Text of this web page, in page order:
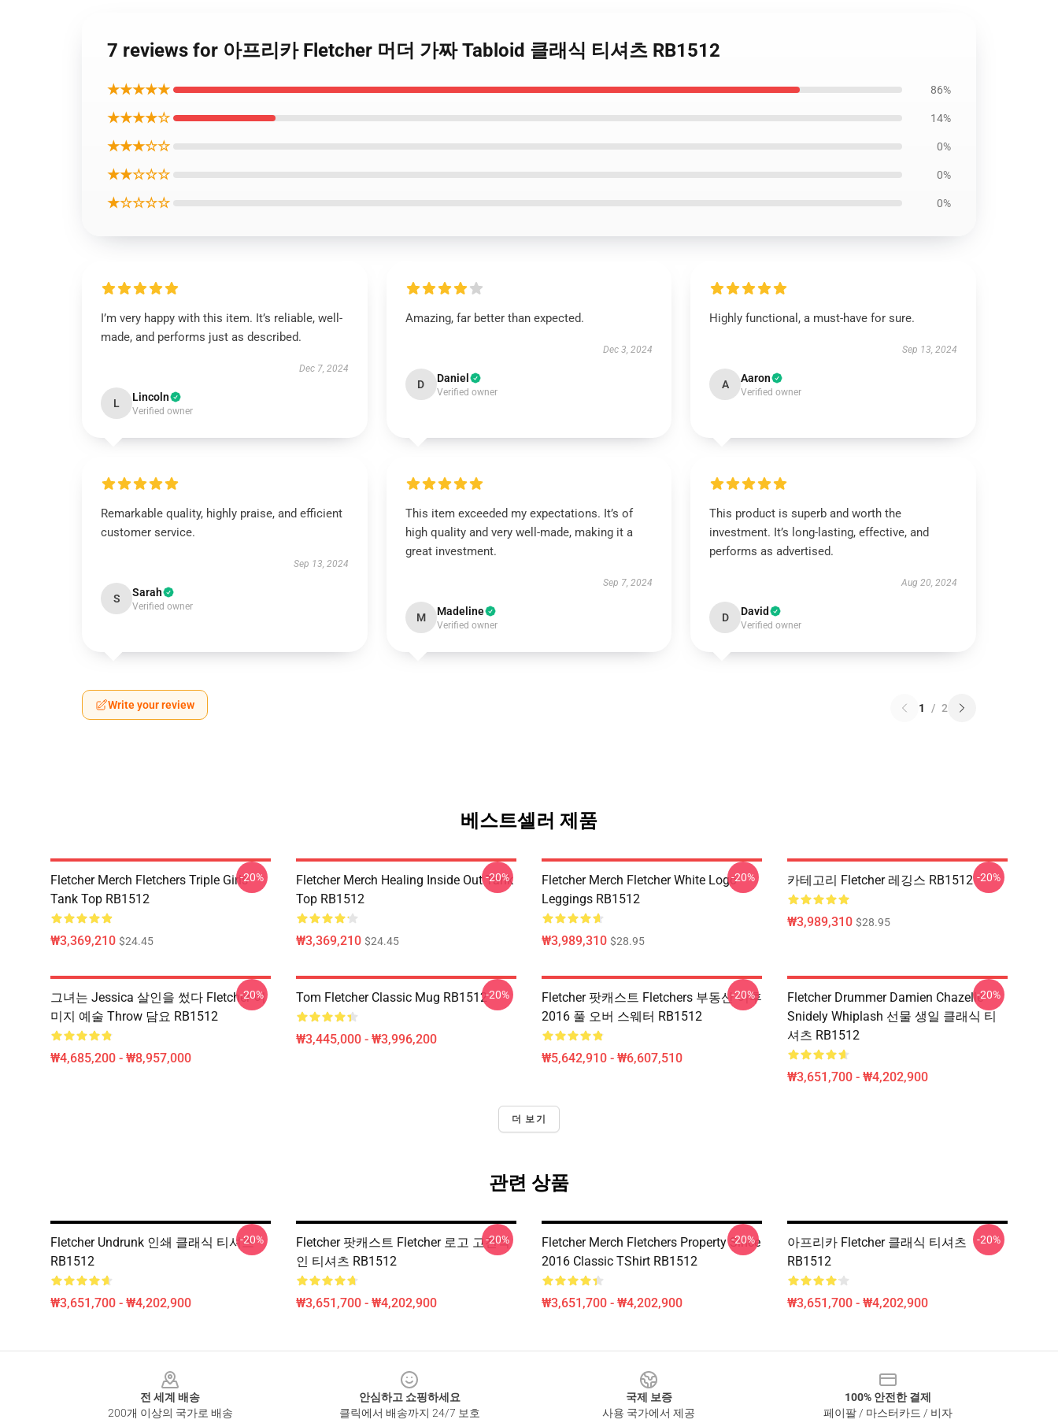
7 reviews for 아프리카 Fletcher 머더 가짜 Tabloid 클래식 티셔츠 RB1512
★★★★★ 86%
★★★★☆ 14%
★★★☆☆ 0%
★★☆☆☆ 0%
★☆☆☆☆ 0%
I’m very happy with this item. It’s reliable, well-
made, and performs just as described.
Dec 7, 2024
L Lincoln
Verified owner
Amazing, far better than expected.
Dec 3, 2024
D Daniel
Verified owner
Highly functional, a must-have for sure.
Sep 13, 2024
A Aaron
Verified owner
Remarkable quality, highly praise, and efficient
customer service.
Sep 13, 2024
S Sarah
Verified owner
This item exceeded my expectations. It’s of
high quality and very well-made, making it a
great investment.
Sep 7, 2024
M Madeline
Verified owner
This product is superb and worth the
investment. It’s long-lasting, effective, and
performs as advertised.
Aug 20, 2024
D David
Verified owner
Write your review 1 / 2
베스트셀러 제품
Fletcher Merch Fletchers Triple Girls
Tank Top RB1512
₩3,369,210 $24.45
-20%
Fletcher Merch Healing Inside Out Tank
Top RB1512
₩3,369,210 $24.45
-20%
Fletcher Merch Fletcher White Logo
Leggings RB1512
₩3,989,310 $28.95
-20% 카테고리 Fletcher 레깅스 RB1512
₩3,989,310 $28.95
-20%
그녀는 Jessica 살인을 썼다 Fletcher 이
미지 예술 Throw 담요 RB1512
₩4,685,200 - ₩8,957,000
-20% Tom Fletcher Classic Mug RB1512
₩3,445,000 - ₩3,996,200
-20%
Fletcher 팟캐스트 Fletchers 부동산 이후
2016 풀 오버 스웨터 RB1512
₩5,642,910 - ₩6,607,510
-20%
Fletcher Drummer Damien Chazelle
Snidely Whiplash 선물 생일 클래식 티
셔츠 RB1512
₩3,651,700 - ₩4,202,900
-20%
더 보기
관련 상품
Fletcher Undrunk 인쇄 클래식 티셔츠
RB1512
₩3,651,700 - ₩4,202,900
-20%
Fletcher 팟캐스트 Fletcher 로고 고전적
인 티셔츠 RB1512
₩3,651,700 - ₩4,202,900
-20%
Fletcher Merch Fletchers Property Since
2016 Classic TShirt RB1512
₩3,651,700 - ₩4,202,900
-20%
아프리카 Fletcher 클래식 티셔츠
RB1512
₩3,651,700 - ₩4,202,900
-20%
전 세계 배송
200개 이상의 국가로 배송
안심하고 쇼핑하세요
클릭에서 배송까지 24/7 보호
국제 보증
사용 국가에서 제공
100% 안전한 결제
페이팔 / 마스터카드 / 비자